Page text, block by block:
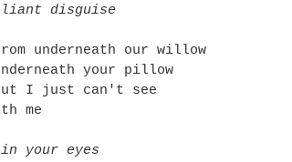
disguise
underneath our willow
your pillow
I just can't see
me
your eyes